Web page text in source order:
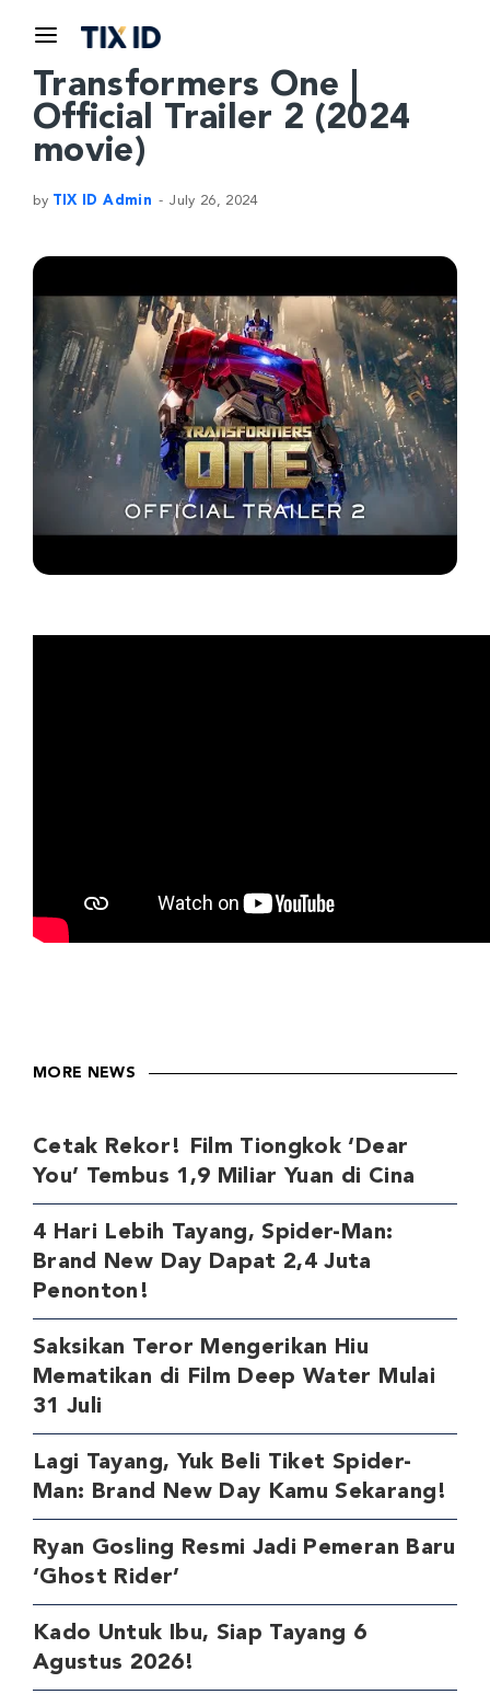
Transformers One |
Official Trailer 2 (2024
movie)
by TIX ID Admin July 26, 2024
MORE NEWS
Cetak Rekor! Film Tiongkok ‘Dear
You’ Tembus 1,9 Miliar Yuan di Cina
4 Hari Lebih Tayang, Spider-Man:
Brand New Day Dapat 2,4 Juta
Penonton!
Saksikan Teror Mengerikan Hiu
Mematikan di Film Deep Water Mulai
31 Juli
Lagi Tayang, Yuk Beli Tiket Spider-
Man: Brand New Day Kamu Sekarang!
Ryan Gosling Resmi Jadi Pemeran Baru
‘Ghost Rider’
Kado Untuk Ibu, Siap Tayang 6
Agustus 2026!